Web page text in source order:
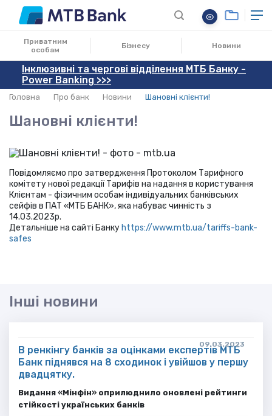
Приватним
особам
Бізнесу Новини
Інклюзивні та чергові відділення МТБ Банку -
Power Banking >>>
Головна Про банк Новини Шановні клієнти!
Шановні клієнти!
14.03.2023
Повідомляємо про затвердження Протоколом Тарифного
комітету нової редакції Тарифів на надання в користування
Клієнтам - фізичним особам індивідуальних банківських
сейфів в ПАТ «МТБ БАНК», яка набуває чинність з
14.03.2023р.
Детальніше на сайті Банку https://www.mtb.ua/tariffs-bank-
safes
Інші новини
09.03.2023
В ренкінгу банків за оцінками експертів МТБ
Банк піднявся на 8 сходинок і увійшов у першу
двадцятку.
Видання «Мінфін» оприлюднило оновлені рейтинги
стійкості українських банків